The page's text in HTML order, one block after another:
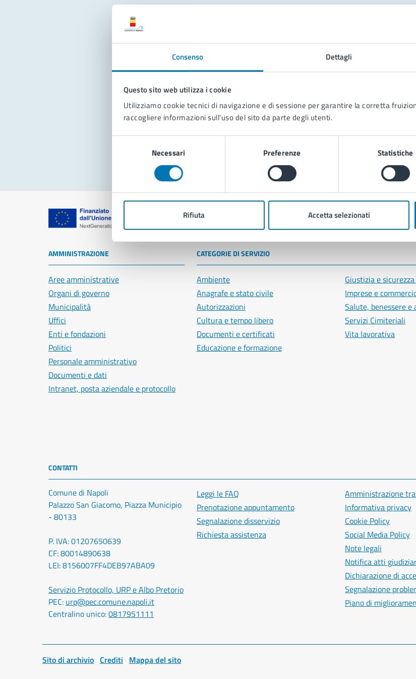
Consenso Dettagli
Questo sito web utilizza i cookie
Utilizziamo cookie tecnici di navigazione e di sessione per garantire la corretta
raccogliere informazioni sull'uso del sito da parte degli utenti.
Necessari Preferenze Statistiche
Rifiuta Accetta selezionati
Problemi in città
Segnala disservizio
Comune di Napoli
AMMINISTRAZIONE
Aree amministrative
Organi di governo
Municipalità
Uffici
Enti e fondazioni
Politici
Personale amministrativo
Documenti e dati
Intranet, posta aziendale e protocollo
CATEGORIE DI SERVIZIO
Ambiente
Anagrafe e stato civile
Autorizzazioni
Cultura e tempo libero
Documenti e certificati
Educazione e formazione
Giustizia e
Imprese e
Salute, benessere e
Servizi Cimiteriali
Vita lavorativa
CONTATTI
Comune di Napoli
Palazzo San Giacomo, Piazza Municipio
- 80133
P. IVA: 01207650639
CF: 80014890638
LEI: 8156007FF4DEB97ABA09
Servizio Protocollo, URP e Albo Pretorio
PEC: urp@pec.comune.napoli.it
Centralino unico:0817951111
Leggi le FAQ
Prenotazione appuntamento
Segnalazione disservizio
Richiesta assistenza
Amministrazione
Informativa privacy
Cookie Policy
Social Media Policy
Note legali
Notifica atti
Dichiarazione di
Segnalazione
Piano di
Sito di archivio Crediti Mappa del sito